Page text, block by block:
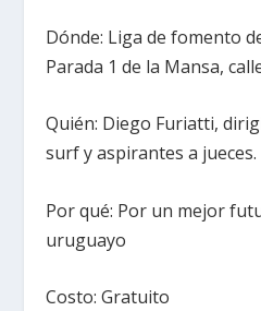
Dónde: Liga de fomento
Parada 1 de la Mansa,
Quién: Diego Furiatti,
surf y aspirantes a jueces.
Por qué: Por un mejor
uruguayo
Costo: Gratuito